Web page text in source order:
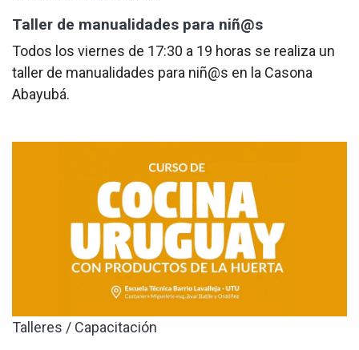
Taller de manualidades para niñ@s
Todos los viernes de 17:30 a 19 horas se realiza un
taller de manualidades para niñ@s en la Casona
Abayubá.
Talleres / Capacitación